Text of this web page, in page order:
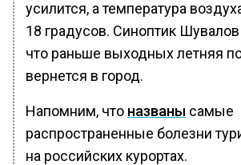
усилится, а температура
18 градусов. Синоптик
что раньше выходных летняя
вернется в город.
Напомним, что названы самые
распространенные болезни
на российских курортах.